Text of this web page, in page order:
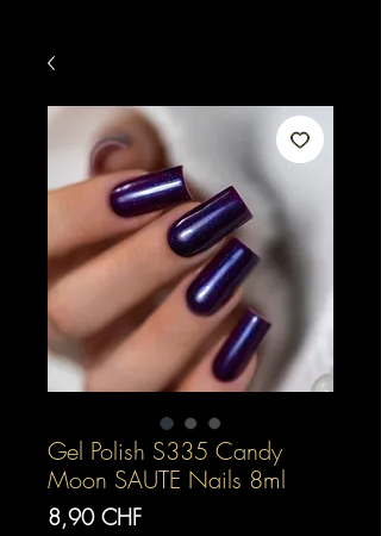
Gel Polish S335 Candy
Moon SAUTE Nails 8ml
8,90 CHFPrix